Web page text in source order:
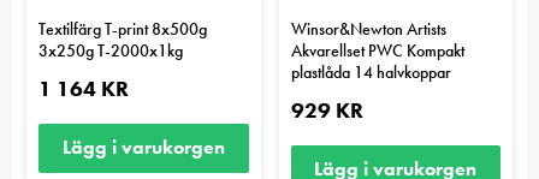
Textilfärg T-print 8x500g
3x250g T-2000x1kg
1 164 KR
Lägg i varukorgen
Winsor&Newton Artists
Akvarellset PWC Kompakt
plastlåda 14 halvkoppar
929 KR
Lägg i varukorgen